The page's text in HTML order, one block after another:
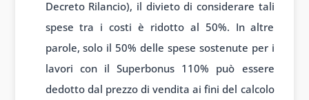
Decreto Rilancio), il divieto di considerare tali
spese tra i costi è ridotto al 50%. In altre
parole, solo il 50% delle spese sostenute per i
lavori con il Superbonus 110% può essere
dedotto dal prezzo di vendita ai fini del calcolo